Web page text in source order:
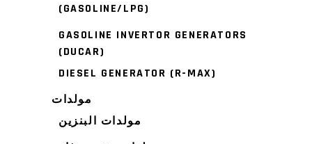
(GASOLINE/LPG)
GASOLINE INVERTOR GENERATORS
(DUCAR)
DIESEL GENERATOR (R-MAX)
مولدات
مولدات البنزين